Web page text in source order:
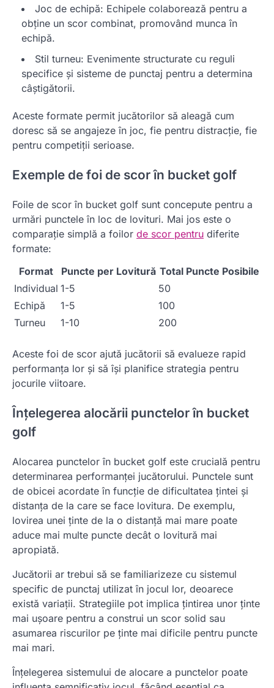
Joc de echipă: Echipele colaborează pentru a
obține un scor combinat, promovând munca în
echipă.
Stil turneu: Evenimente structurate cu reguli
specifice și sisteme de punctaj pentru a determina
câștigătorii.
Aceste formate permit jucătorilor să aleagă cum
doresc să se angajeze în joc, fie pentru distracție, fie
pentru competiții serioase.
Exemple de foi de scor în bucket golf
Foile de scor în bucket golf sunt concepute pentru a
urmări punctele în loc de lovituri. Mai jos este o
comparație simplă a foilor de scor pentru diferite
formate:
Format
Puncte per Lovitură Total Puncte Posibile
Individual 1-5
50
Echipă
1-5
100
Turneu
1-10 200
Aceste foi de scor ajută jucătorii să evalueze rapid
performanța lor și să își planifice strategia pentru
jocurile viitoare.
Înțelegerea alocării punctelor în bucket
golf
Alocarea punctelor în bucket golf este crucială pentru
determinarea performanței jucătorului. Punctele sunt
de obicei acordate în funcție de dificultatea țintei și
distanța de la care se face lovitura. De exemplu,
lovirea unei ținte de la o distanță mai mare poate
aduce mai multe puncte decât o lovitură mai
apropiată.
Jucătorii ar trebui să se familiarizeze cu sistemul
specific de punctaj utilizat în jocul lor, deoarece
există variații. Strategiile pot implica țintirea unor ținte
mai ușoare pentru a construi un scor solid sau
asumarea riscurilor pe ținte mai dificile pentru puncte
mai mari.
Înțelegerea sistemului de alocare a punctelor poate